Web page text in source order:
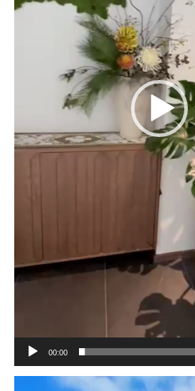
00:00
Видеоплеер